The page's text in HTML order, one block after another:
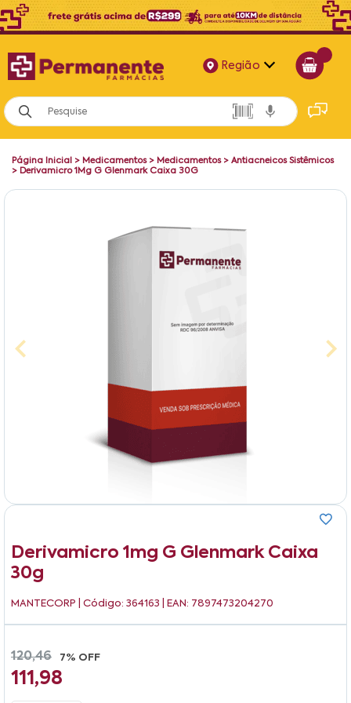
Região
Alagoas
Bahia
Página Inicial > Medicamentos> Medicamentos> Antiacneicos Sistêmicos
> Derivamicro 1Mg G Glenmark Caixa 30G
Derivamicro 1mg G Glenmark Caixa
30g
MANTECORP | Código: 364163 | EAN: 7897473204270
120,46 7% OFF
111,98